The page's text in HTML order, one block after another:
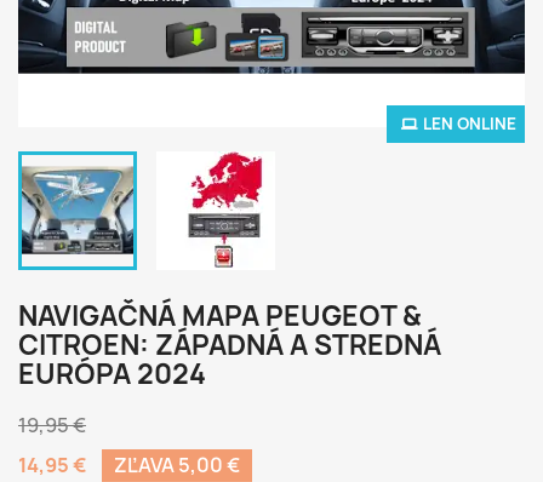
LEN ONLINE
NAVIGAČNÁ MAPA PEUGEOT &
CITROEN: ZÁPADNÁ A STREDNÁ
EURÓPA 2024
19,95 €
14,95 €
ZĽAVA 5,00 €